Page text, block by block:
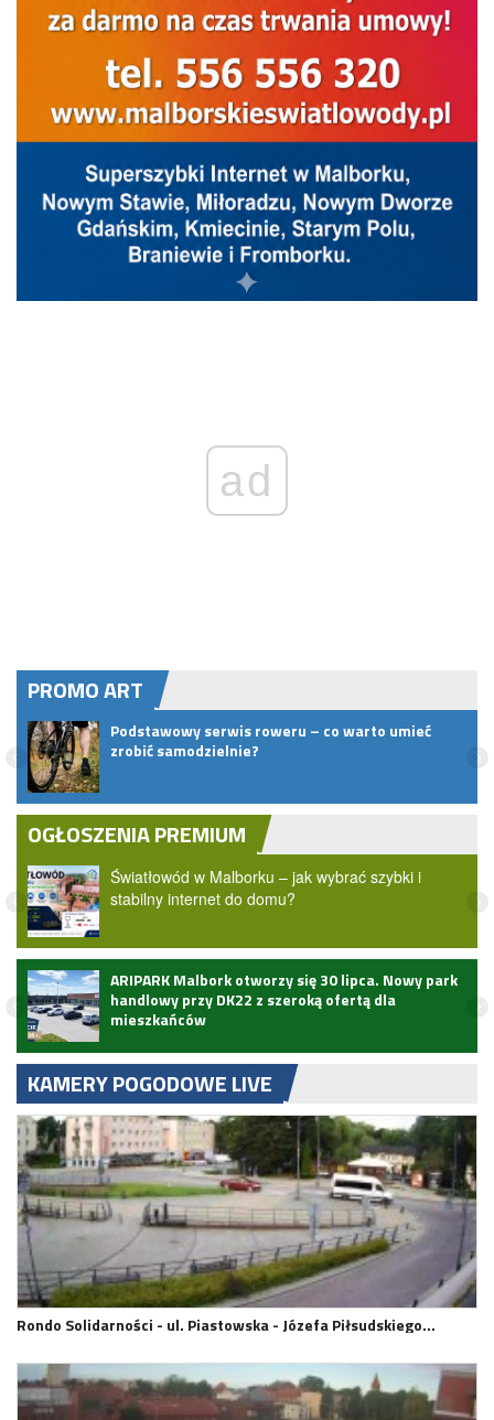
ad
PROMO ART
Podstawowy serwis roweru – co warto umieć
zrobić samodzielnie?
OGŁOSZENIA PREMIUM
Światłowód w Malborku – jak wybrać szybki i
stabilny internet do domu?
ARIPARK Malbork otworzy się 30 lipca. Nowy park
handlowy przy DK22 z szeroką ofertą dla
mieszkańców
KAMERY POGODOWE LIVE
Rondo Solidarności - ul. Piastowska - Józefa Piłsudskiego…